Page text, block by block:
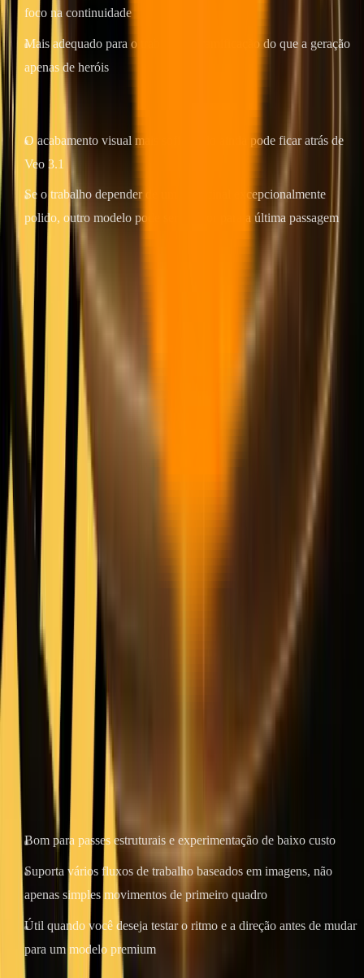
foco na continuidade
Mais adequado para o trabalho de ramificação do que a geração
apenas de heróis
Onde é mais fraco
O acabamento visual mais sofisticado ainda pode ficar atrás de
Veo 3.1
Se o trabalho depender de um clipe final excepcionalmente
polido, outro modelo pode ser melhor para a última passagem
Ideal para
: equipes de crescimento, testes de anúncios, publicação
de formatos curtos de alta frequência e qualquer fluxo de trabalho
em que a consistência do movimento ao longo de muitas gerações
seja mais importante do que o máximo polimento cinematográfico.
Wan 2.7 — melhor aprovação estrutural econômica
Wan 2.7
é a opção mais útil aqui quando você deseja explorar a
estrutura de movimento antes de pagar os custos do modelo
premium.
A documentação atual de imagem para vídeo Wan de Alibaba Cloud
descreve três tarefas principais para a API de imagem para vídeo
wan2.7: geração do primeiro quadro, geração do primeiro e último
quadro e continuação. Ele também suporta reescrita de prompt e
durações de até 15 segundos. Isso torna Wan especialmente útil
quando a tarefa de imagem para vídeo ainda é parcialmente
exploratória e você deseja comparar várias estratégias de movimento
sem comprometer o orçamento muito cedo.
Wan não é o modelo mais forte nesta lista para produção premium
final. Mas esse não é o ponto. É valioso porque oferece um caminho
de custo mais baixo para testar se vale a pena perseguir a ideia do
movimento em si.
Onde Wan 2.7 se destaca
Bom para passes estruturais e experimentação de baixo custo
Suporta vários fluxos de trabalho baseados em imagens, não
apenas simples movimentos de primeiro quadro
Útil quando você deseja testar o ritmo e a direção antes de mudar
para um modelo premium